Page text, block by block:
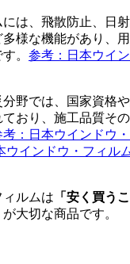
は、飛散防止、日
様な機能があり、
。 参考：日本ウイ
野では、国家資格
おり、施工品質そ
考：日本ウインドウ
ウインドウ・フィル
ルムは 「安く買う
が大切な商品です。